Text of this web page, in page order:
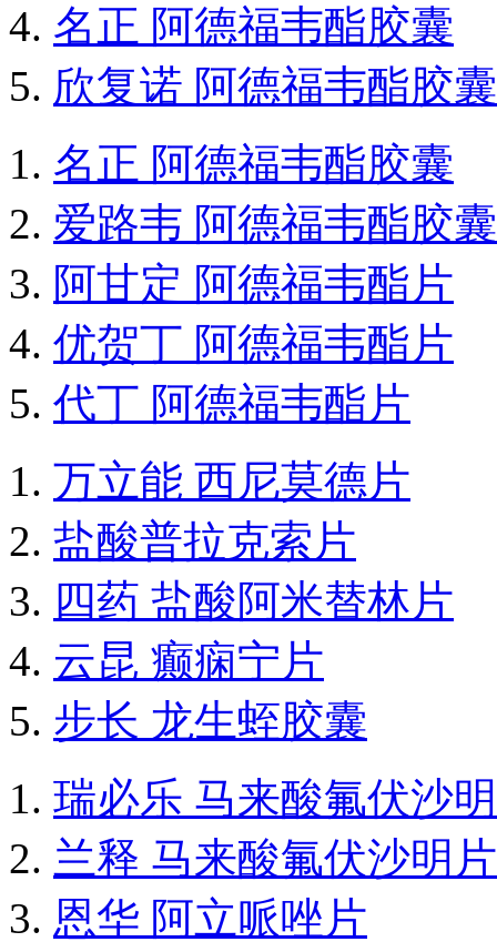
名正 阿德福韦酯胶囊
欣复诺 阿德福韦酯胶囊
名正 阿德福韦酯胶囊
爱路韦 阿德福韦酯胶囊
阿甘定 阿德福韦酯片
优贺丁 阿德福韦酯片
代丁 阿德福韦酯片
万立能 西尼莫德片
盐酸普拉克索片
四药 盐酸阿米替林片
云昆 癫痫宁片
步长 龙生蛭胶囊
瑞必乐 马来酸氟伏沙
兰释 马来酸氟伏沙明片
恩华 阿立哌唑片